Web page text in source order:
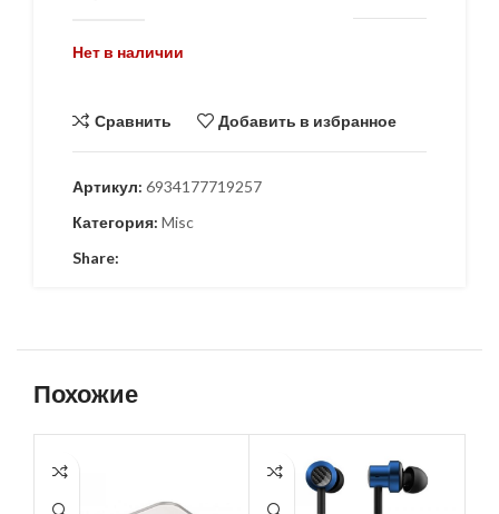
Нет в наличии
Сравнить Добавить в избранное
Артикул: 6934177719257
Категория: Misc
Share:
Похожие